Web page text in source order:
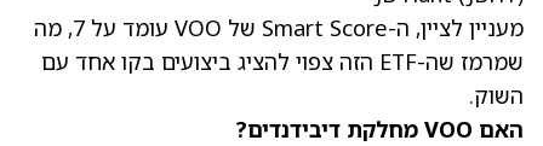
מעניין לציין, ה-Smart Score של VOO עומד על 7, מה
שמרמז שה-ETF הזה צפוי להציג ביצועים בקו אחד עם
השוק.
האם VOO מחלקת דיבידנדים?